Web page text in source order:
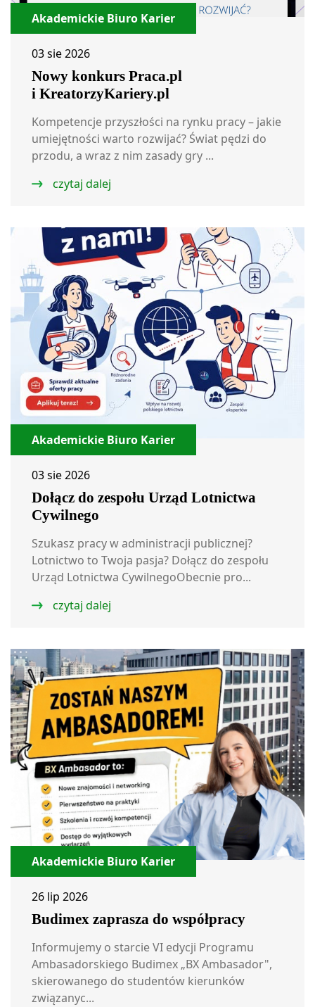
Akademickie Biuro Karier
03 sie 2026
Nowy konkurs Praca.pl
i KreatorzyKariery.pl
Kompetencje przyszłości na rynku pracy – jakie
umiejętności warto rozwijać? Świat pędzi do
przodu, a wraz z nim zasady gry ...
czytaj dalej
Akademickie Biuro Karier
03 sie 2026
Dołącz do zespołu Urząd Lotnictwa
Cywilnego
Szukasz pracy w administracji publicznej?
Lotnictwo to Twoja pasja? Dołącz do zespołu
Urząd Lotnictwa CywilnegoObecnie pro...
czytaj dalej
Akademickie Biuro Karier
26 lip 2026
Budimex zaprasza do współpracy
Informujemy o starcie VI edycji Programu
Ambasadorskiego Budimex „BX Ambasador",
skierowanego do studentów kierunków
związanyc...